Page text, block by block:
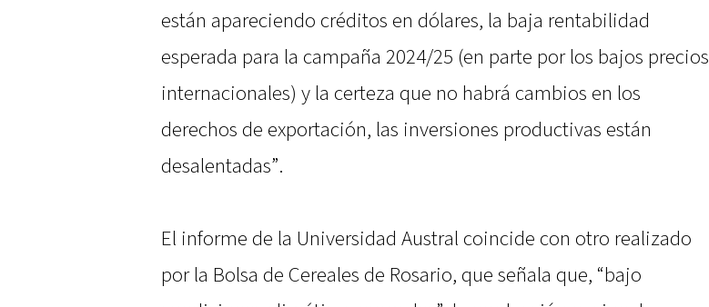
están apareciendo créditos en dólares, la baja rentabilidad
esperada para la campaña 2024/25 (en parte por los bajos precios
internacionales) y la certeza que no habrá cambios en los
derechos de exportación, las inversiones productivas están
desalentadas”.
El informe de la Universidad Austral coincide con otro realizado
por la Bolsa de Cereales de Rosario, que señala que, “bajo